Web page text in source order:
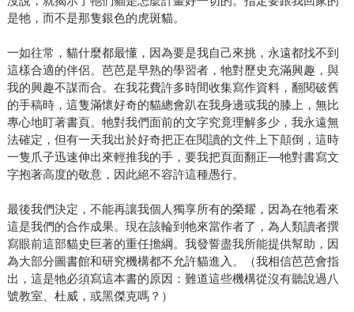
是牠，而不是那隻銀色的虎斑貓。
一如往常，貓什麼都最懂，因為要是我自己來挑，永遠都找不到
這樣合適的伴侶。芭芭是早熟的學習者，牠對歷史充滿興趣，與
我的興趣不謀而合。在我花費許多時間收集寫作資料，翻閱破舊
的手稿時，這隻滿懷好奇的貓總會趴在我身邊或我的膝上，無比
專心地盯著書頁。牠對我們面前的文字究竟理解多少，我永遠無
法確定，但有一天我出於好奇把正在閱讀的文件上下顛倒，這時
一隻爪子迅速伸出來輕推我的手，要我把頁面翻正—牠對書寫文
字抱著高度的敬意，因此絕不容許這種愚行。
最後我們決定，不能再讓我個人獨享所有的榮耀，因為在牠看來
這是我們的合作成果。現在該輪到牠來當作者了，為人類讀者撰
寫眼前這部貓史巨著的重任擔綱。我發誓盡我所能提供幫助，因
為大部分圖書館和研究機構都不允許貓進入。（我相信芭芭會指
出，這是牠必須寫這本書的原因：難道這些機構從沒有聽說過八
號教室、杜威，或黑傑克嗎？）